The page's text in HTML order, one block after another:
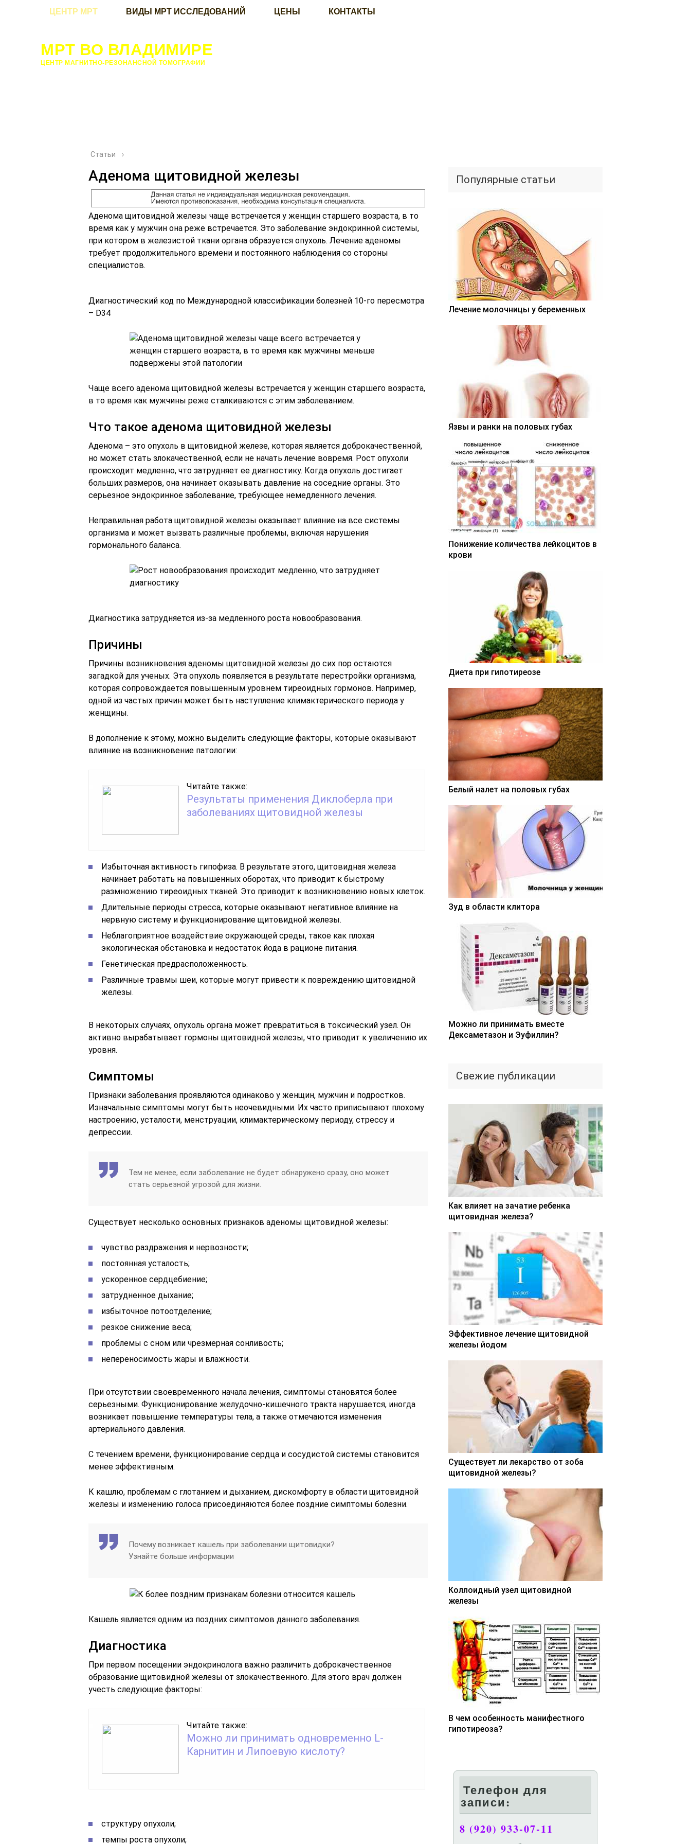
ЦЕНТР МРТ ВИДЫ МРТ ИССЛЕДОВАНИЙ ЦЕНЫ КОНТАКТЫ
МРТ ВО ВЛАДИМИРЕ
ЦЕНТР МАГНИТНО-РЕЗОНАНСНОЙ ТОМОГРАФИИ
Статьи ›
Аденома щитовидной железы
Аденома щитовидной железы чаще встречается у женщин старшего возраста, в то
время как у мужчин она реже встречается. Это заболевание эндокринной системы,
при котором в железистой ткани органа образуется опухоль. Лечение аденомы
требует продолжительного времени и постоянного наблюдения со стороны
специалистов.
Диагностический код по Международной классификации болезней 10-го пересмотра
– D34
Чаще всего аденома щитовидной железы встречается у женщин старшего возраста,
в то время как мужчины реже сталкиваются с этим заболеванием.
Что такое аденома щитовидной железы
Аденома – это опухоль в щитовидной железе, которая является доброкачественной,
но может стать злокачественной, если не начать лечение вовремя. Рост опухоли
происходит медленно, что затрудняет ее диагностику. Когда опухоль достигает
больших размеров, она начинает оказывать давление на соседние органы. Это
серьезное эндокринное заболевание, требующее немедленного лечения.
Неправильная работа щитовидной железы оказывает влияние на все системы
организма и может вызвать различные проблемы, включая нарушения
гормонального баланса.
Диагностика затрудняется из-за медленного роста новообразования.
Причины
Причины возникновения аденомы щитовидной железы до сих пор остаются
загадкой для ученых. Эта опухоль появляется в результате перестройки организма,
которая сопровождается повышенным уровнем тиреоидных гормонов. Например,
одной из частых причин может быть наступление климактерического периода у
женщины.
В дополнение к этому, можно выделить следующие факторы, которые оказывают
влияние на возникновение патологии:
Читайте также:
Результаты применения Диклоберла при
заболеваниях щитовидной железы
Избыточная активность гипофиза. В результате этого, щитовидная железа
начинает работать на повышенных оборотах, что приводит к быстрому
размножению тиреоидных тканей. Это приводит к возникновению новых клеток.
Длительные периоды стресса, которые оказывают негативное влияние на
нервную систему и функционирование щитовидной железы.
Неблагоприятное воздействие окружающей среды, такое как плохая
экологическая обстановка и недостаток йода в рационе питания.
Генетическая предрасположенность.
Различные травмы шеи, которые могут привести к повреждению щитовидной
железы.
В некоторых случаях, опухоль органа может превратиться в токсический узел. Он
активно вырабатывает гормоны щитовидной железы, что приводит к увеличению их
уровня.
Симптомы
Признаки заболевания проявляются одинаково у женщин, мужчин и подростков.
Изначальные симптомы могут быть неочевидными. Их часто приписывают плохому
настроению, усталости, менструации, климактерическому периоду, стрессу и
депрессии.
Тем не менее, если заболевание не будет обнаружено сразу, оно может
стать серьезной угрозой для жизни.
Существует несколько основных признаков аденомы щитовидной железы:
чувство раздражения и нервозности;
постоянная усталость;
ускоренное сердцебиение;
затрудненное дыхание;
избыточное потоотделение;
резкое снижение веса;
проблемы с сном или чрезмерная сонливость;
непереносимость жары и влажности.
При отсутствии своевременного начала лечения, симптомы становятся более
серьезными. Функционирование желудочно-кишечного тракта нарушается, иногда
возникает повышение температуры тела, а также отмечаются изменения
артериального давления.
С течением времени, функционирование сердца и сосудистой системы становится
менее эффективным.
К кашлю, проблемам с глотанием и дыханием, дискомфорту в области щитовидной
железы и изменению голоса присоединяются более поздние симптомы болезни.
Почему возникает кашель при заболевании щитовидки?
Узнайте больше информации
Кашель является одним из поздних симптомов данного заболевания.
Диагностика
При первом посещении эндокринолога важно различить доброкачественное
образование щитовидной железы от злокачественного. Для этого врач должен
учесть следующие факторы:
Читайте также:
Можно ли принимать одновременно L-
Карнитин и Липоевую кислоту?
структуру опухоли;
темпы роста опухоли;
Популярные статьи
Лечение молочницы у беременных
Язвы и ранки на половых губах
Понижение количества лейкоцитов в
крови
Диета при гипотиреозе
Белый налет на половых губах
Зуд в области клитора
Можно ли принимать вместе
Дексаметазон и Эуфиллин?
Свежие публикации
Как влияет на зачатие ребенка
щитовидная железа?
Эффективное лечение щитовидной
железы йодом
Существует ли лекарство от зоба
щитовидной железы?
Коллоидный узел щитовидной
железы
В чем особенность манифестного
гипотиреоза?
Телефон для
записи:
8 (920) 933-07-11